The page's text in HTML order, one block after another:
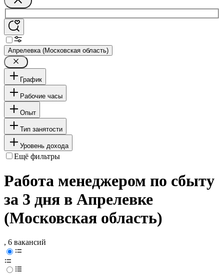
Апрелевка (Московская область)
График
Рабочие часы
Опыт
Тип занятости
Уровень дохода
Ещё фильтры
Работа менеджером по сбыту
за 3 дня в Апрелевке
(Московская область)
, 6 вакансий